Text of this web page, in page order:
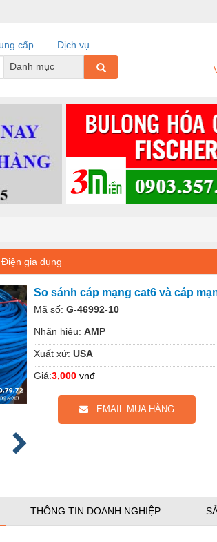
cấp
Dịch vụ
Danh mục
Điện gia dụng
So sánh cáp mạng cat6 và cáp
Mã số: G-46992-10
Nhãn hiệu: AMP
Xuất xứ: USA
Giá:3,000 vnđ
EMAIL MUA HÀNG
THÔNG TIN DOANH NGHIỆP